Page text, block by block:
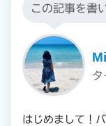
この記事を書
タ
はじめまして！